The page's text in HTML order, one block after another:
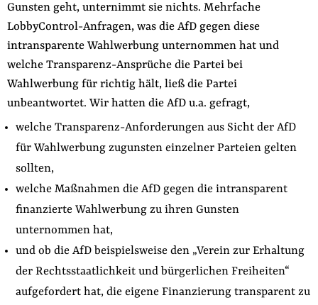
Gunsten geht, unternimmt sie nichts. Mehrfache
LobbyControl-Anfragen, was die AfD gegen diese
intransparente Wahlwerbung unternommen hat und
welche Transparenz-Ansprüche die Partei bei
Wahlwerbung für richtig hält, ließ die Partei
unbeantwortet. Wir hatten die AfD u.a. gefragt,
welche Transparenz-Anforderungen aus Sicht der AfD
für Wahlwerbung zugunsten einzelner Parteien gelten
sollten,
welche Maßnahmen die AfD gegen die intransparent
finanzierte Wahlwerbung zu ihren Gunsten
unternommen hat,
und ob die AfD beispielsweise den „Verein zur Erhaltung
der Rechtsstaatlichkeit und bürgerlichen Freiheiten“
aufgefordert hat, die eigene Finanzierung transparent zu